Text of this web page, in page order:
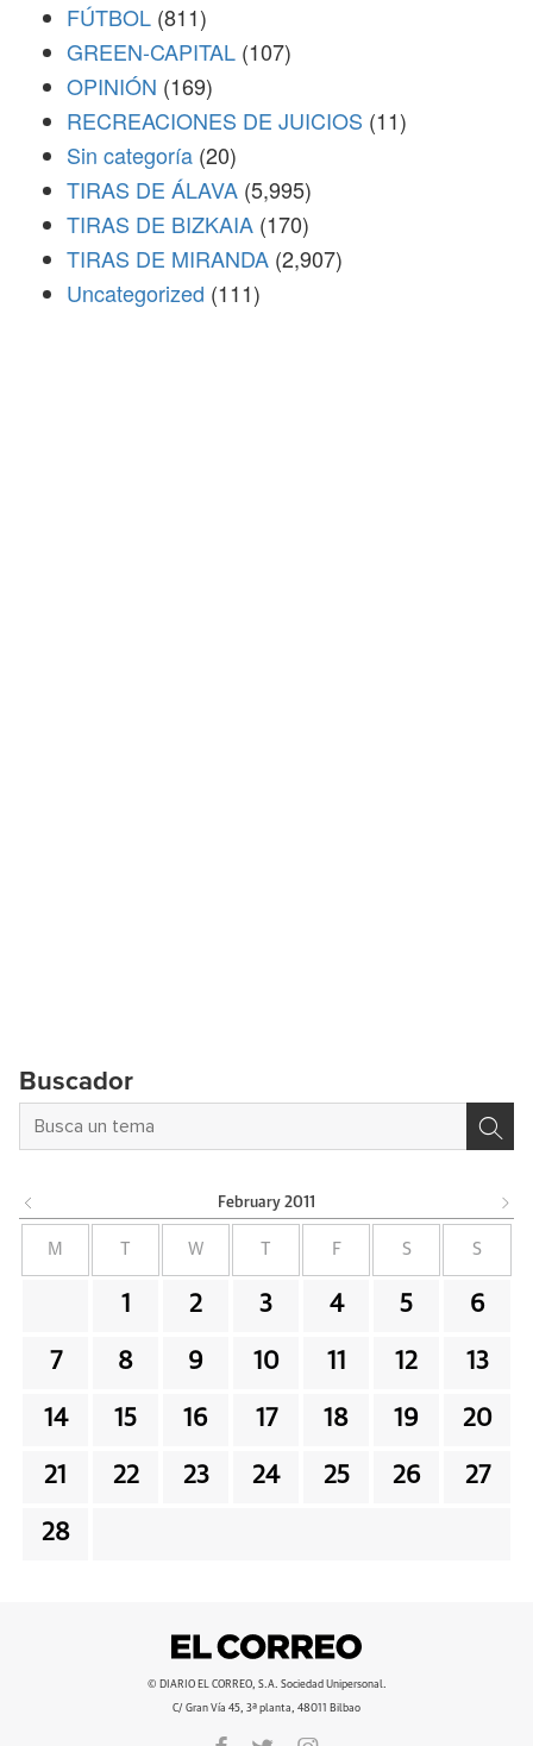
FÚTBOL (811)
GREEN-CAPITAL (107)
OPINIÓN (169)
RECREACIONES DE JUICIOS (11)
Sin categoría (20)
TIRAS DE ÁLAVA (5,995)
TIRAS DE BIZKAIA (170)
TIRAS DE MIRANDA (2,907)
Uncategorized (111)
Buscador
February 2011
M W F S S
1 2 3 4 5 6
7 8 9 10 11 12 13
14 15 16 17 18 19 20
21 22 23 24 25 26 27
28
© DIARIO EL CORREO, S.A. Sociedad Unipersonal.
C/ Gran Vía 45, 3ª planta, 48011 Bilbao